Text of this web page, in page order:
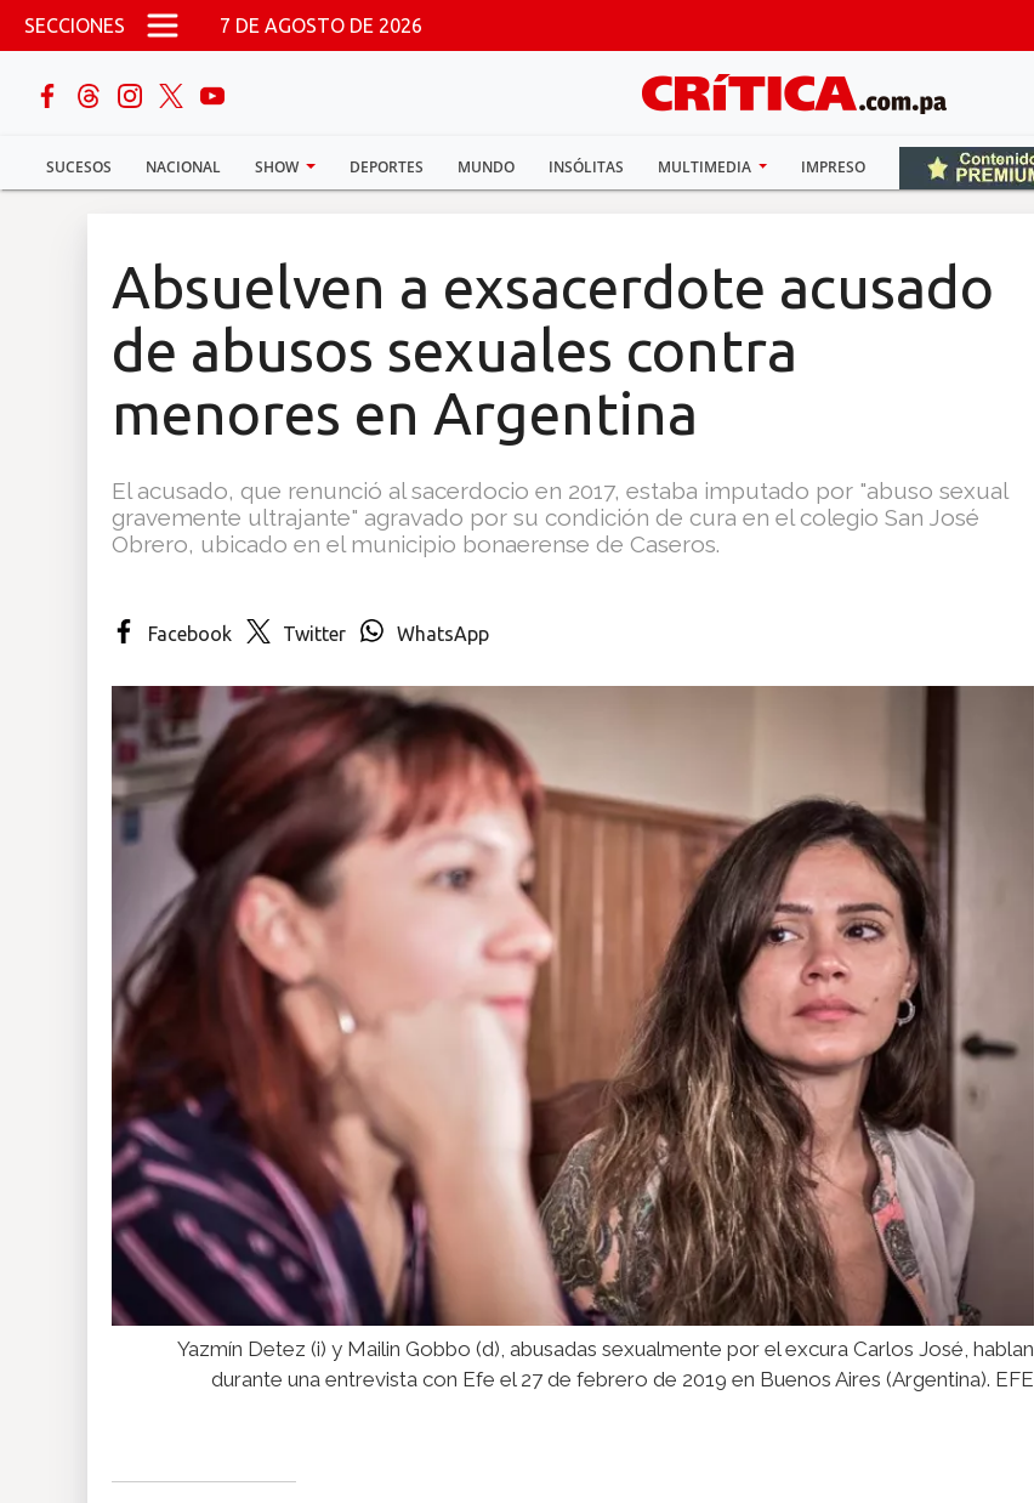
Pasar al contenido principal
SECCIONES 7 DE AGOSTO DE 2026
SUCESOS NACIONAL SHOW DEPORTES MUNDO INSÓLITAS MULTIMEDIA IMPRESO
buscar
Sucesos
Absuelven a exsacerdote acusado
de abusos sexuales contra
menores en Argentina
El acusado, que renunció al sacerdocio en 2017, estaba imputado por "abuso sexual
gravemente ultrajante" agravado por su condición de cura en el colegio San José
Obrero, ubicado en el municipio bonaerense de Caseros.
Facebook Twitter WhatsApp
Yazmín Detez (i) y Mailin Gobbo (d), abusadas sexualmente por el excura Carlos José, hablan
durante una entrevista con Efe el 27 de febrero de 2019 en Buenos Aires (Argentina). EFE